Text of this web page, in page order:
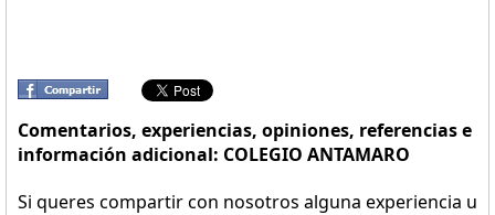
Comentarios, experiencias, opiniones, referencias e
información adicional: COLEGIO ANTAMARO
Si queres compartir con nosotros alguna experiencia u